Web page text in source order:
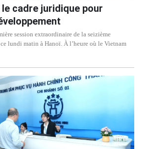
cadre juridique pour
session extraordinaire de la seizième
lundi matin à Hanoï. À l’heure où le Vietnam